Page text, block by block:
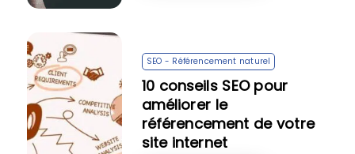
SEO - Référencement naturel
10 conseils SEO pour
améliorer le
référencement de votre
site internet